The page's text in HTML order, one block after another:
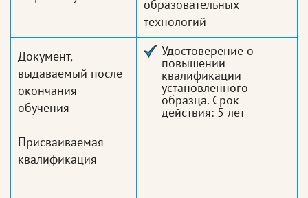
образовательных
технологий
Документ,
выдаваемый после
окончания
обучения
Удостоверение о
повышении
квалификации
установленного
образца. Срок
действия: 5 лет
Присваиваемая
квалификация